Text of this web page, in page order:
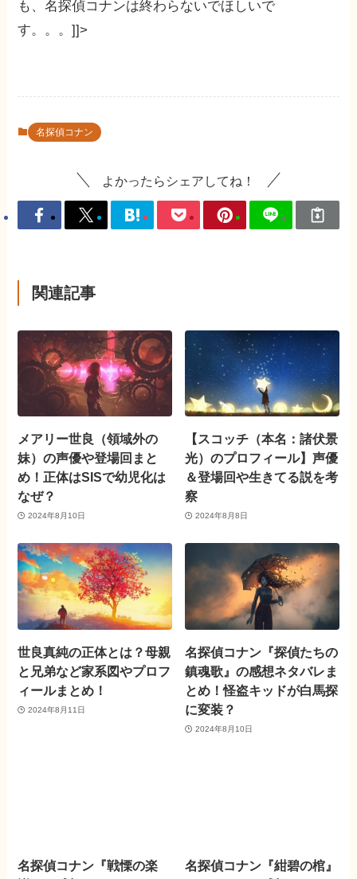
も、名探偵コナンは終わらないでほしいで
す。。。]]>
名探偵コナン
よかったらシェアしてね！
関連記事
メアリー世良（領域外の
妹）の声優や登場回まと
め！正体はSISで幼児化は
なぜ？
2024年8月10日
【スコッチ（本名：諸伏景
光）のプロフィール】声優
＆登場回や生きてる説を考
察
2024年8月8日
世良真純の正体とは？母親
と兄弟など家系図やプロフ
ィールまとめ！
2024年8月11日
名探偵コナン『探偵たちの
鎮魂歌』の感想ネタバレま
とめ！怪盗キッドが白馬探
に変装？
2024年8月10日
名探偵コナン『戦慄の楽
名探偵コナン『紺碧の棺』